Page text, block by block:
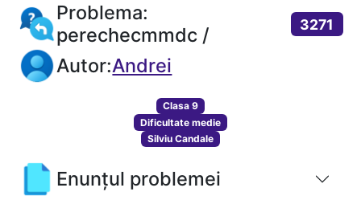
Problema:
perechecmmdc /
3271
Autor:Andrei
Clasa 9
Dificultate medie
Silviu Candale
Enunțul problemei